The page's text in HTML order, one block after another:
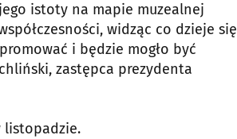
istoty na mapie muzealnej
widząc co dzieje się
i będzie mogło być
zastępca prezydenta
listopadzie.